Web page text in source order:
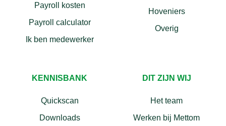
Payroll kosten
Payroll calculator
Ik ben medewerker
Hoveniers
Overig
KENNISBANK
Quickscan
Downloads
DIT ZIJN WIJ
Het team
Werken bij Mettom